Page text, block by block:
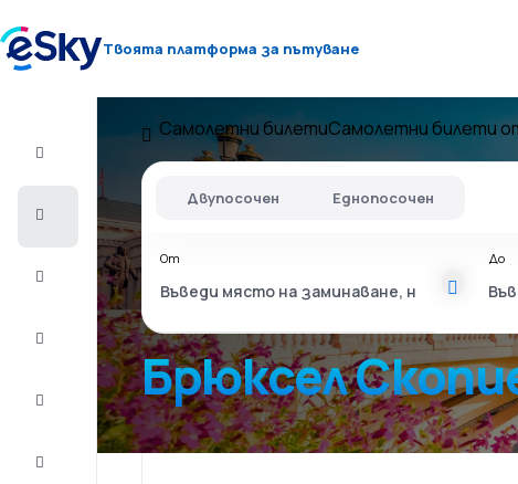
Твоята платформа за пътуване
Самолетни
билети
Почивки
Самолетни билетиСамолетни билети
Брюксел
Двупосочен Еднопосочен
От До